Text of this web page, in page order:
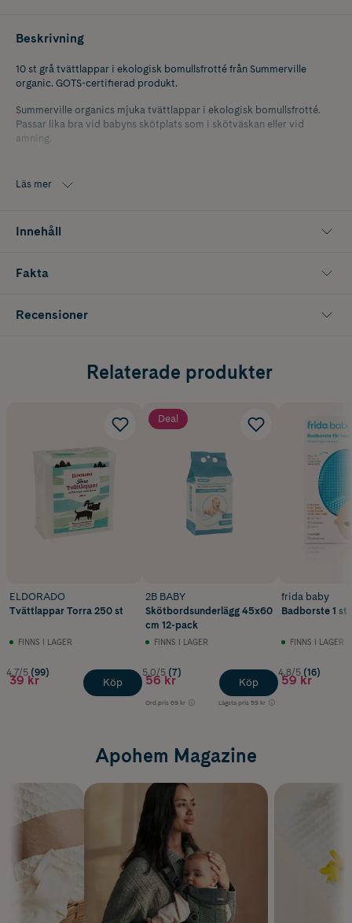
Beskrivning
10 st grå tvättlappar i ekologisk bomullsfrotté från Summerville
organic. GOTS-certifierad produkt.
Summerville organics mjuka tvättlappar i ekologisk bomullsfrotté.
Passar lika bra vid babyns skötplats som i skötväskan eller vid
amning.
hälsofarliga ämnen och snälla mot barnets känsliga hud.
känsla och är snäll mot känslig hud, på både barn och vuxen.
Tillverkad i 100% ekologisk bomullsfrotté
Läs mer
Innehåll
Fakta
Recensioner
Relaterade produkter
ELDORADO
Tvättlappar Torra 250 st
FINNS I LAGER
4.7/5 (99)
39 kr Köp
Deal
2B BABY
Skötbordsunderlägg 45x60
cm 12-pack
FINNS I LAGER
5.0/5 (7)
56 kr
Ord.pris 69 kr Lägsta pris 59 kr
Köp
frida baby
Badborste 1 st
FINNS I LAGER
4.8/5 (16)
59 kr
Apohem Magazine